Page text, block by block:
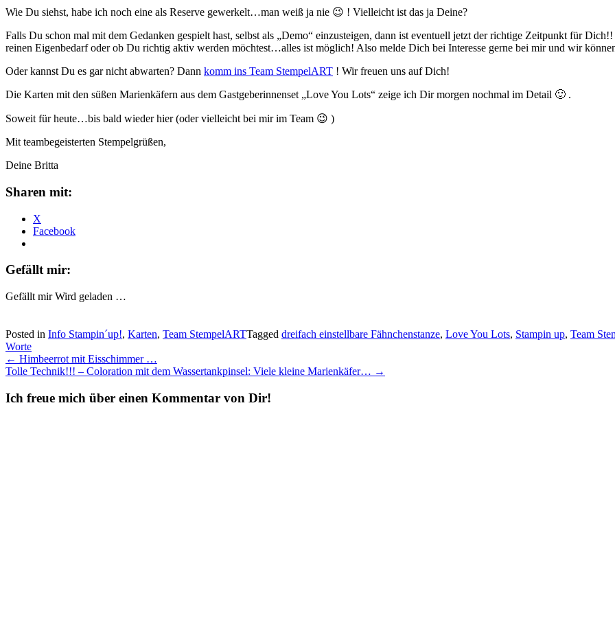
Wie Du siehst, habe ich noch eine als Reserve gewerkelt…man weiß ja nie 😉 ! Vielleicht ist das ja Deine?
Falls Du schon mal mit dem Gedanken gespielt hast, selbst als „Demo“ einzusteigen, dann ist eventuell jetzt der richtige Zeitpunkt für
reinen Eigenbedarf oder ob Du richtig aktiv werden möchtest…alles ist möglich! Also melde Dich bei Interesse gerne bei mir und wir
Oder kannst Du es gar nicht abwarten? Dann komm ins Team StempelART ! Wir freuen uns auf Dich!
Die Karten mit den süßen Marienkäfern aus dem Gastgeberinnenset „Love You Lots“ zeige ich Dir morgen nochmal im Detail 🙂 .
Soweit für heute…bis bald wieder hier (oder vielleicht bei mir im Team 😉 )
Mit teambegeisterten Stempelgrüßen,
Deine Britta
Sharen mit:
X
Facebook
Gefällt mir:
Gefällt mir Wird geladen …
Posted in Info Stampin´up!, Karten, Team StempelARTTagged dreifach einstellbare Fähnchenstanze, Love You Lots, Stampin up, Team
Worte
Post
navigation
← Himbeerrot mit Eisschimmer …
Tolle Technik!!! – Coloration mit dem Wassertankpinsel: Viele kleine Marienkäfer… →
Ich freue mich über einen Kommentar von Dir!